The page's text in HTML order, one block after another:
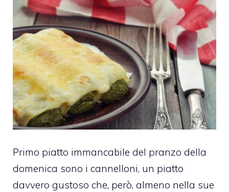
Primo piatto immancabile del pranzo della
domenica sono i cannelloni, un piatto
davvero gustoso che, però, almeno nella sue